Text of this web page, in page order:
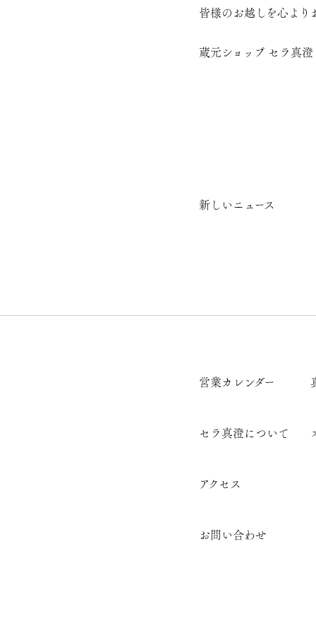
皆様のお越しを心より
蔵元ショップ セラ真澄
新しいニュース
営業カレンダー
セラ真澄について
アクセス
お問い合わせ